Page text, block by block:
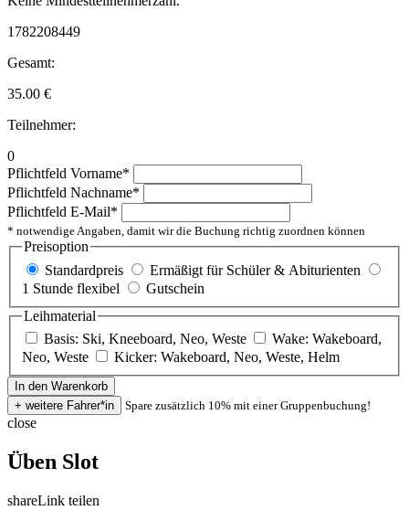
1782208449
Gesamt:
35.00 €
Teilnehmer:
0
Pflichtfeld Vorname*
Pflichtfeld Nachname*
Pflichtfeld E-Mail*
* notwendige Angaben, damit wir die Buchung richtig zuordnen können
Preisoption
Standardpreis
Ermäßigt für Schüler & Abiturienten
1 Stunde flexibel
Gutschein
Leihmaterial
Basis: Ski, Kneeboard, Neo, Weste
Wake: Wakeboard,
Neo, Weste
Kicker: Wakeboard, Neo, Weste, Helm
Spare zusätzlich 10% mit einer Gruppenbuchung!
close
Üben Slot
shareLink teilen